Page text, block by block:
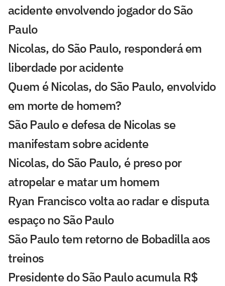
acidente envolvendo jogador do São
Paulo
Nicolas, do São Paulo, responderá em
liberdade por acidente
Quem é Nicolas, do São Paulo, envolvido
em morte de homem?
São Paulo e defesa de Nicolas se
manifestam sobre acidente
Nicolas, do São Paulo, é preso por
atropelar e matar um homem
Ryan Francisco volta ao radar e disputa
espaço no São Paulo
São Paulo tem retorno de Bobadilla aos
treinos
Presidente do São Paulo acumula R$